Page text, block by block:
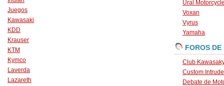
Juegos
Kawasaki
KDD
Krauser
KTM
Kymco
Laverda
Lazareth
Ural
Voxan
Vyrus
Yamaha
FOROS DE
Club
Custom
Debate de